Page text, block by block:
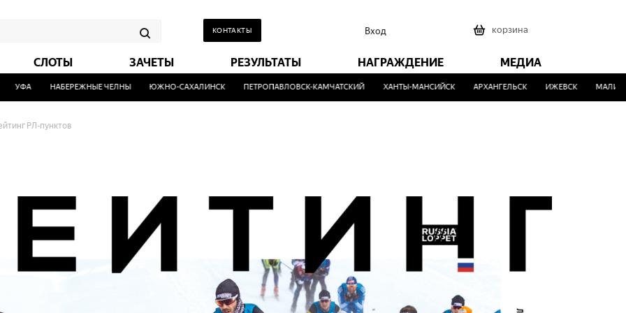
КОНТАКТЫ Вход корзина
СЛОТЫ ЗАЧЕТЫ РЕЗУЛЬТАТЫ НАГРАЖДЕНИЕ МЕДИА
НАБЕРЕЖНЫЕ ЧЕЛНЫ ЮЖНО-САХАЛИНСК ПЕТРОПАВЛОВСК-КАМЧАТСКИЙ ХАНТЫ-МАНСИЙСК АРХАНГЕЛЬСК ИЖЕВСК МАЛИНОВКА
РЛ-пунктов